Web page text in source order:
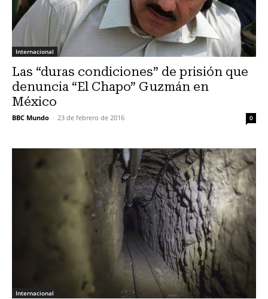
Internacional
Las “duras condiciones” de prisión que
denuncia “El Chapo” Guzmán en
México
BBC Mundo - 23 de febrero de 2016 0
Internacional